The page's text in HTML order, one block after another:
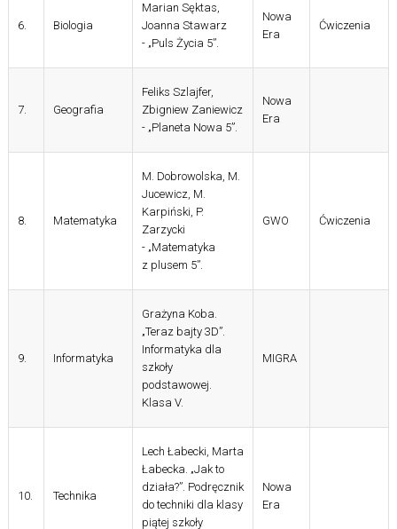
6. Biologia
Marian Sęktas,
Joanna Stawarz
- „Puls Życia 5”.
Nowa
Era
Ćwiczenia
7. Geografia
Feliks Szlajfer,
Zbigniew Zaniewicz
- „Planeta Nowa 5”.
Nowa
Era
8. Matematyka
M. Dobrowolska, M.
Jucewicz, M.
Karpiński, P.
Zarzycki
- „Matematyka
z plusem 5”.
GWO Ćwiczenia
9. Informatyka
Grażyna Koba.
„Teraz bajty 3D”.
Informatyka dla
szkoły
podstawowej.
Klasa V.
MIGRA
10. Technika
Lech Łabecki, Marta
Łabecka. „Jak to
działa?”. Podręcznik
do techniki dla klasy
piątej szkoły
Nowa
Era